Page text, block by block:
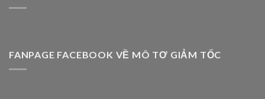
FANPAGE FACEBOOK VỀ MÔ TƠ GIẢM TỐC